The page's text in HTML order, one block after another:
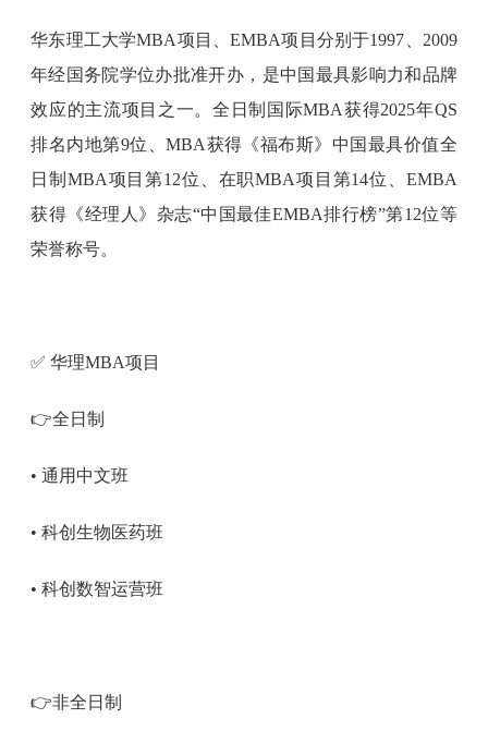
华东理工大学MBA项目、EMBA项目分别于1997、2009
年经国务院学位办批准开办，是中国最具影响力和品牌
效应的主流项目之一。全日制国际MBA获得2025年QS
排名内地第9位、MBA获得《福布斯》中国最具价值全
日制MBA项目第12位、在职MBA项目第14位、EMBA
获得《经理人》杂志“中国最佳EMBA排行榜”第12位等
荣誉称号。
✅ 华理MBA项目
👉全日制
• 通用中文班
• 科创生物医药班
• 科创数智运营班
👉非全日制